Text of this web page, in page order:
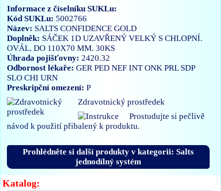
Katalog:
Informace z číselníku SUKLu:
Kód SUKLu: 5002766
Název: SALTS CONFIDENCE GOLD
Doplněk: SÁČEK 1D UZAVŘENÝ VELKÝ S CHLOPNÍ.
OVÁL. DO 110X70 MM. 30KS
Úhrada pojišťovny:2420.32
Odbornost lékaře:GERPEDNEFINTONKPRL SDP
SLOCHIURN
Preskripční omezení:P
Zdravotnický prostředek
Prostudujte si pečlivě
návod k použití přibalený k produktu.
Prohlédněte si další produkty v kategorii: Salts
jednodílný systém